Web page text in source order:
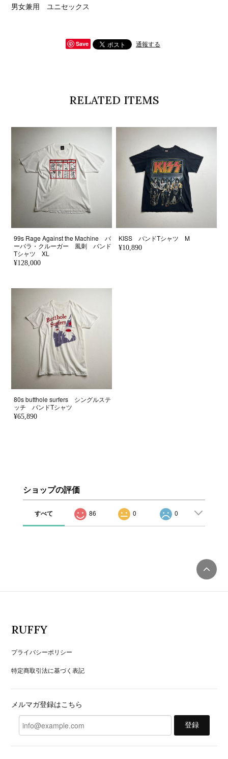
男女兼用 ユニセックス
Save 通報する
RELATED ITEMS
99s Rage Against the Machine バ
ーバラ・クルーガー 風刺 バンド
Tシャツ XL
¥128,000
KISS バンドTシャツ M
¥10,890
80s butthole surfers シングルステ
ッチ バンドTシャツ
¥65,890
ショップの評価
すべて 86 0 0
RUFFY
プライバシーポリシー
特定商取引法に基づく表記
メルマガ登録はこちら
登録